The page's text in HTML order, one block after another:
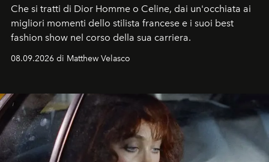
Che si tratti di Dior Homme o Celine, dai un'occhiata ai
migliori momenti dello stilista francese e i suoi best
fashion show nel corso della sua carriera.
08.09.2026 di Matthew Velasco